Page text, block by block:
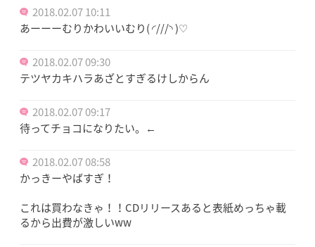
2018.02.07 10:11
あーーーむりかわいいむり( ◜///◝ )♡
2018.02.07 09:30
テツヤカキハラあざとすぎるけしからん
2018.02.07 09:17
待ってチョコになりたい。←
2018.02.07 08:58
かっきーやばすぎ！
これは買わなきゃ！！CDリリースあると表紙めっちゃ載
るから出費が激しいww